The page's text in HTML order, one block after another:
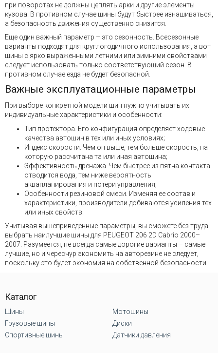
при поворотах не должны цеплять арки и другие элементы
кузова. В противном случае шины будут быстрее изнашиваться,
а безопасность движения существенно снизится.
Еще один важный параметр – это сезонность. Всесезонные
варианты подходят для круглогодичного использования, а вот
шины с ярко выраженными летними или зимними свойствами
следует использовать только соответствующий сезон. В
противном случае езда не будет безопасной.
Важные эксплуатационные параметры
При выборе конкретной модели шин нужно учитывать их
индивидуальные характеристики и особенности:
Тип протектора. Его конфигурация определяет ходовые
качества автошин в тех или иных условиях;
Индекс скорости. Чем он выше, тем больше скорость, на
которую рассчитана та или иная автошина;
Эффективность дренажа. Чем быстрее из пятна контакта
отводится вода, тем ниже вероятность
аквапланирования и потери управления;
Особенности резиновой смеси. Изменяя ее состав и
характеристики, производители добиваются усиления тех
или иных свойств.
Учитывая вышеприведенные параметры, вы сможете без труда
выбрать наилучшие шины для PEUGEOT 206 2D Cabrio 2000–
2007. Разумеется, не всегда самые дорогие варианты – самые
лучшие, но и чересчур экономить на авторезине не следует,
поскольку это будет экономия на собственной безопасности.
Каталог
Шины
Грузовые шины
Спортивные шины
Мотошины
Диски
Датчики давления